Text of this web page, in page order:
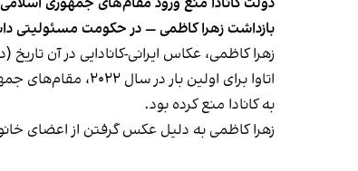
بازداشت زهرا کاظمی — در حکومت مسئولیتی
زهرا کاظمی، عکاس ایرانی-کانادایی در آن تاریخ (دوم تیرماه ۸۲) در تهران دستگیر شد و تقریبا سه هفته
به کانادا منع کرده بود.
زهرا کاظمی به دلیل عکس گرفتن از اعضای